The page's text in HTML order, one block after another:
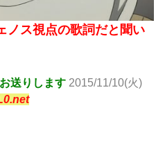
ノス視点の歌詞だと聞い
送りします 2015/11/10(火)